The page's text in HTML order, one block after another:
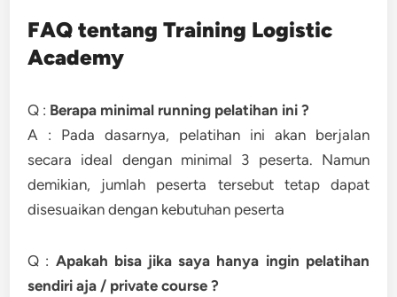
FAQ tentang Training Logistic
Academy
Q : Berapa minimal running pelatihan ini ?
A : Pada dasarnya, pelatihan ini akan berjalan
secara ideal dengan minimal 3 peserta. Namun
demikian, jumlah peserta tersebut tetap dapat
disesuaikan dengan kebutuhan peserta
Q : Apakah bisa jika saya hanya ingin pelatihan
sendiri aja / private course ?